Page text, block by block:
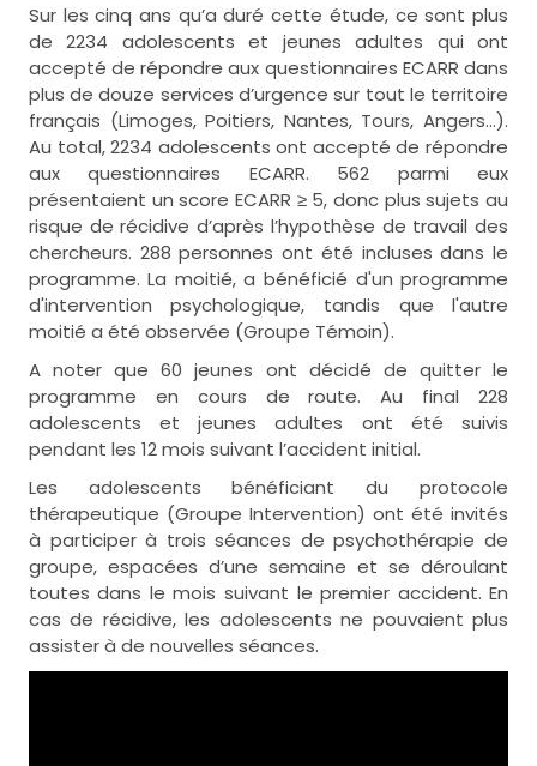
Sur les cinq ans qu’a duré cette étude, ce sont plus
de 2234 adolescents et jeunes adultes qui ont
accepté de répondre aux questionnaires ECARR dans
plus de douze services d’urgence sur tout le territoire
français (Limoges, Poitiers, Nantes, Tours, Angers…).
Au total, 2234 adolescents ont accepté de répondre
aux questionnaires ECARR. 562 parmi eux
présentaient un score ECARR ≥ 5, donc plus sujets au
risque de récidive d’après l’hypothèse de travail des
chercheurs. 288 personnes ont été incluses dans le
programme. La moitié, a bénéficié d'un programme
d'intervention psychologique, tandis que l'autre
moitié a été observée (Groupe Témoin).
A noter que 60 jeunes ont décidé de quitter le
programme en cours de route. Au final 228
adolescents et jeunes adultes ont été suivis
pendant les 12 mois suivant l’accident initial.
Les adolescents bénéficiant du protocole
thérapeutique (Groupe Intervention) ont été invités
à participer à trois séances de psychothérapie de
groupe, espacées d’une semaine et se déroulant
toutes dans le mois suivant le premier accident. En
cas de récidive, les adolescents ne pouvaient plus
assister à de nouvelles séances.